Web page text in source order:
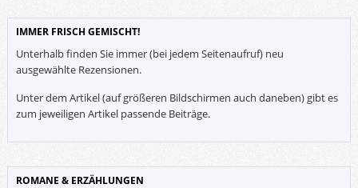
IMMER FRISCH GEMISCHT!
Unterhalb finden Sie immer (bei jedem Seitenaufruf) neu
ausgewählte Rezensionen.
Unter dem Artikel (auf größeren Bildschirmen auch daneben) gibt es
zum jeweiligen Artikel passende Beiträge.
ROMANE & ERZÄHLUNGEN